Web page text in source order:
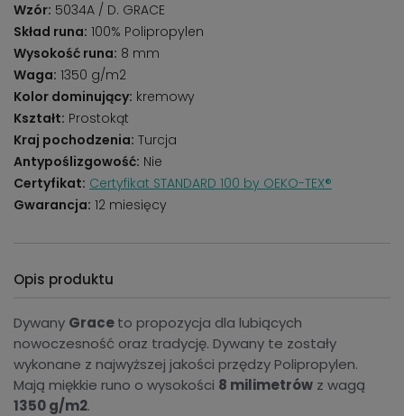
Wzór: 5034A / D. GRACE
Skład runa: 100% Polipropylen
Wysokość runa: 8 mm
Waga: 1350 g/m2
Kolor dominujący: kremowy
Kształt: Prostokąt
Kraj pochodzenia: Turcja
Antypoślizgowość: Nie
Certyfikat: Certyfikat STANDARD 100 by OEKO-TEX®
Gwarancja: 12 miesięcy
Opis produktu
Dywany Graceto propozycja dla lubiących
nowoczesność oraz tradycję. Dywany te zostały
wykonane z najwyższej jakości przędzy Polipropylen.
Mają miękkie runo o wysokości 8 milimetrów z wagą
1350 g/m2.